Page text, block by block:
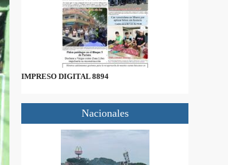
IMPRESO DIGITAL 8894
Nacionales